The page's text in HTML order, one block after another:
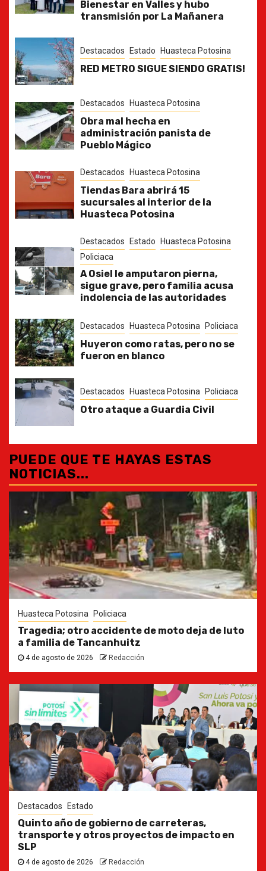
Bienestar en Valles y hubo
transmisión por La Mañanera
Destacados Estado Huasteca Potosina
RED METRO SIGUE SIENDO GRATIS!
Destacados Huasteca Potosina
Obra mal hecha en
administración panista de
Pueblo Mágico
Destacados Huasteca Potosina
Tiendas Bara abrirá 15
sucursales al interior de la
Huasteca Potosina
Destacados Estado
Huasteca Potosina
Policiaca
A Osiel le amputaron pierna,
sigue grave, pero familia acusa
indolencia de las autoridades
Destacados Huasteca Potosina Policiaca
Huyeron como ratas, pero no se
fueron en blanco
Destacados Huasteca Potosina Policiaca
Otro ataque a Guardia Civil
PUEDE QUE TE HAYAS ESTAS
NOTICIAS...
Huasteca Potosina Policiaca
Tragedia; otro accidente de moto deja de luto
a familia de Tancanhuitz
4 de agosto de 2026 Redacción
Destacados Estado
Quinto año de gobierno de carreteras,
transporte y otros proyectos de impacto en
SLP
4 de agosto de 2026 Redacción